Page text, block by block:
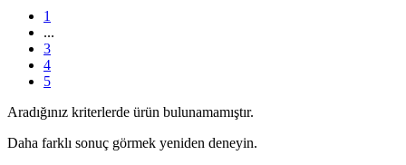
1
...
3
4
5
Aradığınız kriterlerde ürün bulunamamıştır.
Daha farklı sonuç görmek yeniden deneyin.